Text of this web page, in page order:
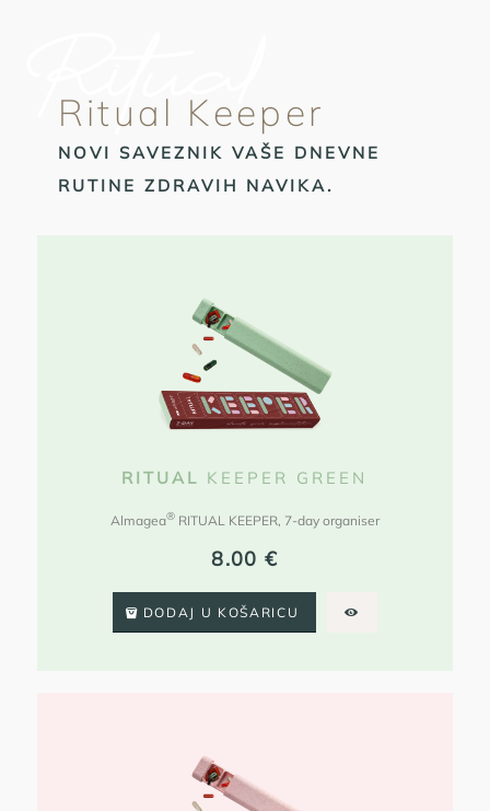
Ritual
Ritual Keeper
NOVI SAVEZNIK VAŠE DNEVNE
RUTINE ZDRAVIH NAVIKA.
RITUAL KEEPER GREEN
Almagea®RITUAL KEEPER, 7-day organiser
8.00€
DODAJ U KOŠARICU